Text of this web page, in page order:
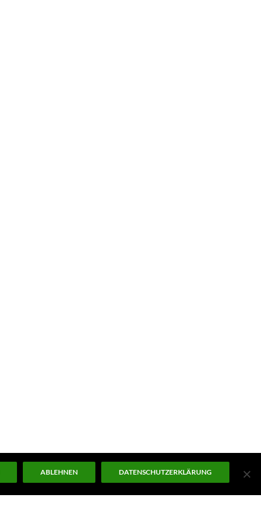
ABLEHNEN DATENSCHUTZERKLÄRUNG